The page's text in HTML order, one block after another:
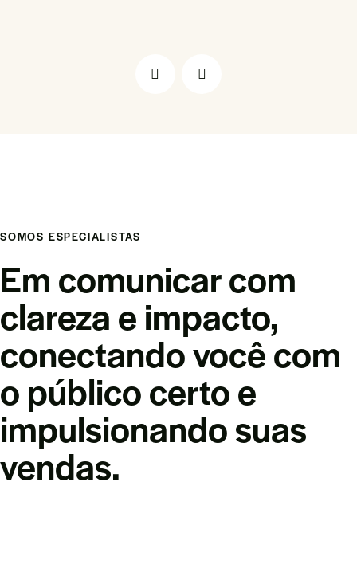
SOMOS ESPECIALISTAS
Em comunicar com
clareza e impacto,
conectando você com
o público certo e
impulsionando suas
vendas.